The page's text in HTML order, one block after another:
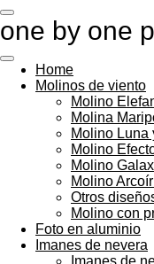
Ir
al
contenido
principal
one by one
Home
Molinos de viento
Molino
Molina
Molino Luna
Molino
Molino
Molino
Otros
Molino con
Foto en aluminio
Imanes de nevera
Imanes de